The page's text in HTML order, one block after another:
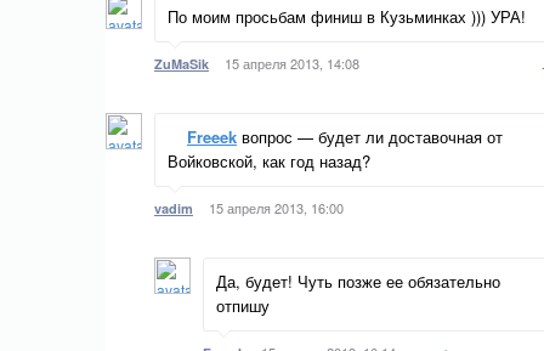
По моим просьбам финиш в Кузьминках ))) УРА!
ZuMaSik 15 апреля 2013, 14:08
Freeek вопрос — будет ли доставочная от
Войковской, как год назад?
vadim 15 апреля 2013, 16:00
Да, будет! Чуть позже ее обязательно
отпишу